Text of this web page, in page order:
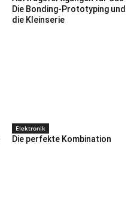
Die Bonding-Prototyping und
die Kleinserie
Elektronik
Die perfekte Kombination